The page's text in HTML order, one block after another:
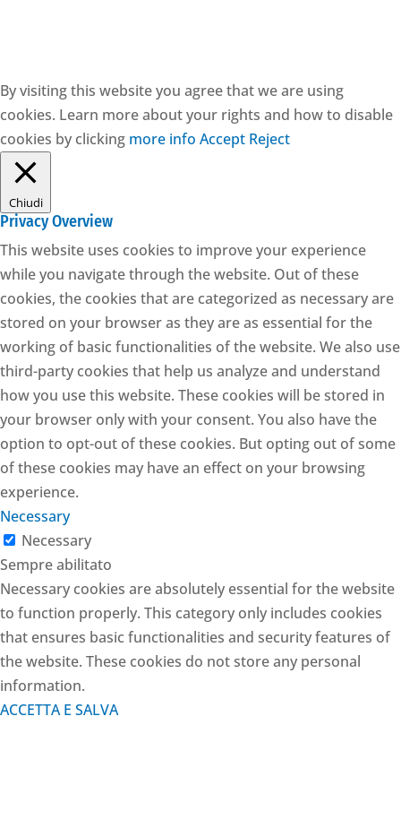
By visiting this website you agree that we are using
cookies. Learn more about your rights and how to disable
cookies by clicking more info Accept Reject
Chiudi
Privacy Overview
This website uses cookies to improve your experience
while you navigate through the website. Out of these
cookies, the cookies that are categorized as necessary are
stored on your browser as they are as essential for the
working of basic functionalities of the website. We also use
third-party cookies that help us analyze and understand
how you use this website. These cookies will be stored in
your browser only with your consent. You also have the
option to opt-out of these cookies. But opting out of some
of these cookies may have an effect on your browsing
experience.
Necessary
Necessary
Sempre abilitato
Necessary cookies are absolutely essential for the website
to function properly. This category only includes cookies
that ensures basic functionalities and security features of
the website. These cookies do not store any personal
information.
ACCETTA E SALVA